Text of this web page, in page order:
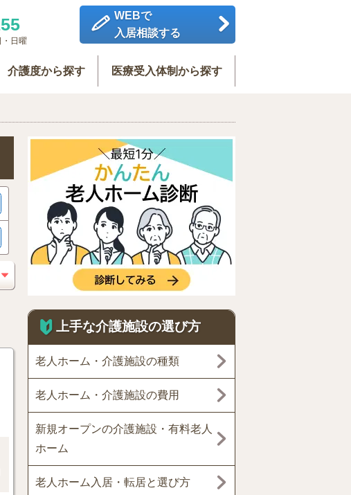
・日曜
WEBで
入居相談する
介護度から探す 医療受入体制から探す
上手な介護施設の選び方
老人ホーム・介護施設の種類
老人ホーム・介護施設の費用
新規オープンの介護施設・有料老人
ホーム
老人ホーム入居・転居と選び方